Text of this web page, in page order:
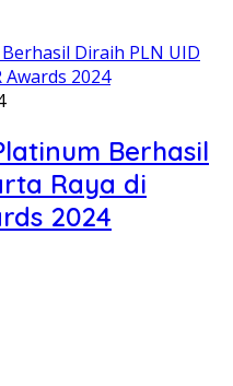
Berhasil
Raya di
2024